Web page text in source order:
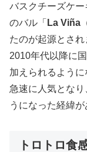
バスクチーズケ
のバル「 La Viña
たのが起源とされ
2010年代以降に
加えられるよう
急速に人気とな
うになった経緯が
トロトロ食